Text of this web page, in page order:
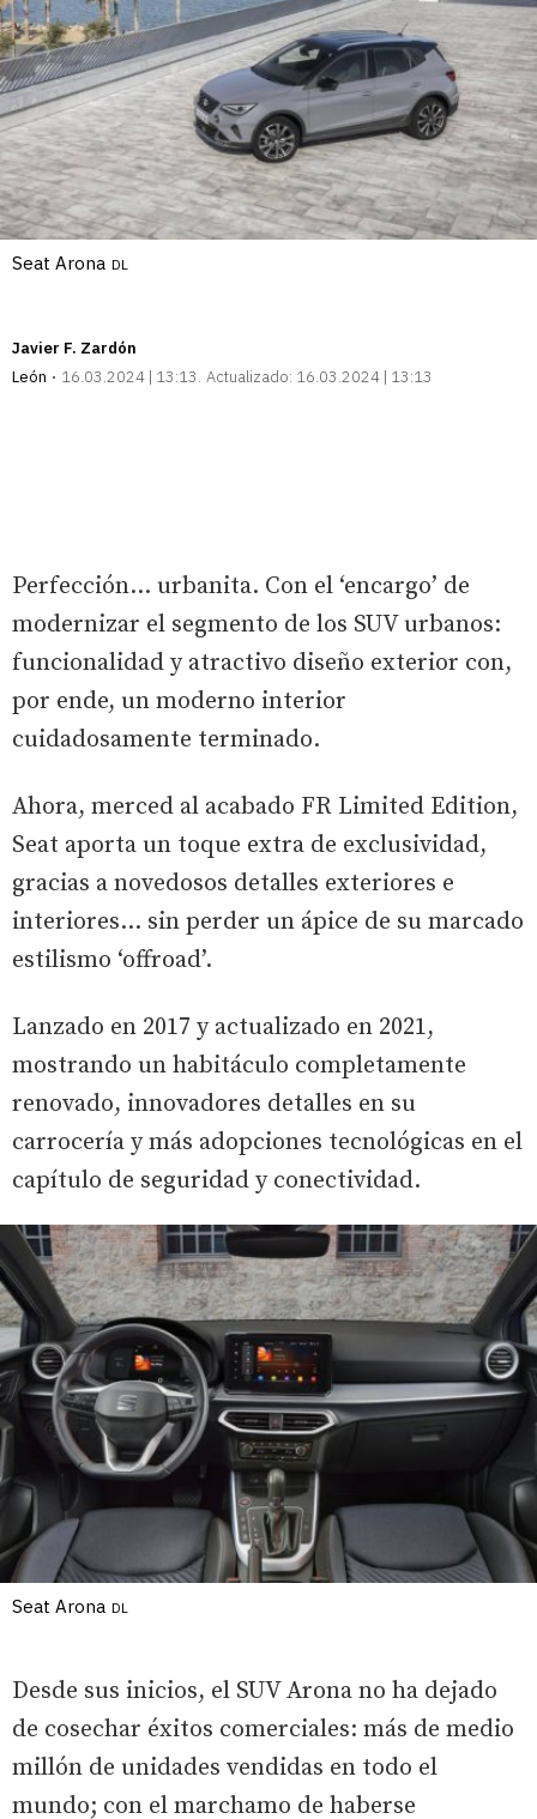
Seat Arona DL
Javier F. Zardón
León
16.03.2024 | 13:13 Actualizado: 16.03.2024 | 13:13
Perfección… urbanita. Con el ‘encargo’ de
modernizar el segmento de los SUV urbanos:
funcionalidad y atractivo diseño exterior con,
por ende, un moderno interior
cuidadosamente terminado.
Ahora, merced al acabado FR Limited Edition,
Seat aporta un toque extra de exclusividad,
gracias a novedosos detalles exteriores e
interiores… sin perder un ápice de su marcado
estilismo ‘offroad’.
Lanzado en 2017 y actualizado en 2021,
mostrando un habitáculo completamente
renovado, innovadores detalles en su
carrocería y más adopciones tecnológicas en el
capítulo de seguridad y conectividad.
Seat Arona DL
Desde sus inicios, el SUV Arona no ha dejado
de cosechar éxitos comerciales: más de medio
millón de unidades vendidas en todo el
mundo; con el marchamo de haberse